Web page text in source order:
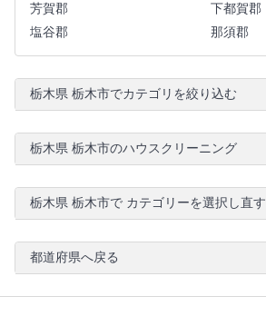
芳賀郡
下都賀郡
塩谷郡
那須郡
栃木県 栃木市でカテゴリを絞り込む
栃木県 栃木市のハウスクリーニング
栃木県 栃木市で カテゴリーを選択し直す
都道府県へ戻る